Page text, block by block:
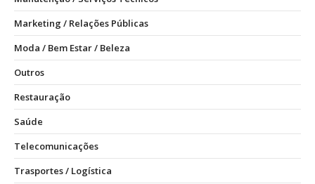
Marketing / Relações Públicas
Moda / Bem Estar / Beleza
Outros
Restauração
Saúde
Telecomunicações
Trasportes / Logística